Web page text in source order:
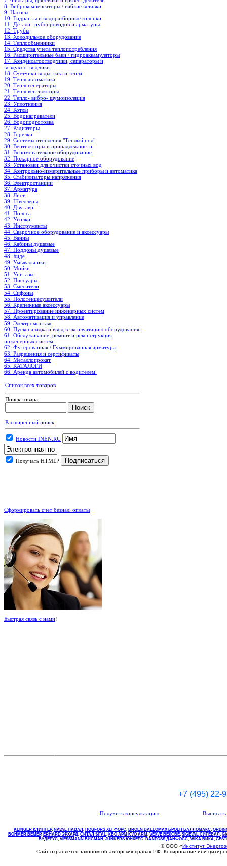
8. Виброкомпенсаторы / гибкие вставки
9. Насосы
10. Гидранты и водоразборные колонки
11. Детали трубопроводов и арматуры
12. Трубы
13. Холодильное oборудование
14. Теплообменники
15. Средства учета теплопотребления
16. Расширительные баки / гидроаккамуляторы
17. Конденсатоотводчики, сепараторы и
воздухоотводчики
18. Счетчики воды, газа и тепла
19. Теплоавтоматика
20. Теплогенераторы
21. Тепловентиляторы
22. Тепло- вибро- шумоизоляция
23. Уплотнения
24. Котлы
25. Водонагреватели
26. Водоподготовка
27. Радиаторы
28. Горелки
29. Системы отопления "Теплый пол"
30. Вентиляторы и принадлежности
31. Вспомогательное оборудование
32. Пожарное оборудование
33. Установки для очистки сточных вод
34. Контрольно-измерительные приборы и автоматика
35. Стабилизаторы напряжения
36. Электростанции
37. Арматура
38. Лист
39. Швеллеры
40. Двутавр
41. Полоса
42. Уголки
43. Инструменты
44. Сварочное оборудование и аксессуары
45. Ванны
46. Кабины душевые
47. Поддоны душевые
48. Биде
49. Умывальники
50. Мойки
51. Унитазы
52. Писсуары
53. Смесители
54. Сифоны
55. Полотенцесушители
56. Крепежные аксессуары
57. Проектирование инженерных систем
58. Автоматизация и управление
59. Электромонтаж
60. Пусконаладка и ввод в эксплуатацию оборудования
61. Обслуживание, ремонт и реконструкция
инженерных систем
62. Футерованная / Гуммированная арматура
63. Разрешения и сертификаты
64. Металлопрокат
65. КАТАЛОГИ
66. Аренда автомобилей с водителем.
Список всех товаров
Поиск товара
Расширенный поиск
Новости INEN.RU
Получать HTML?
Сформировать счет безнал. оплаты
Быстрая связь с нами!
+7 (495) 22-
Получить консультацию
KLINGER КЛИНГЕР, NAVAL НАВАЛ , НOGFORS ХЕГФОРС, BROEN BALLOMAX БРОЕН БАЛЛОМАКС,
BOHMER БЕМЕР, ERHARD ЭРХАРД, СИТАЛ SITAL, КВО АРМ KVO ARM, VEXVE ВЕКСВЕ, SIGEVAL СИГЕВАЛ ,
БУДЕРУС, VIESSMANN ВИСМАН , JUNKERS ЮНКЕРС. DANFOSS ДАНФОСС, WIKA ВИКА,
© ООО «Институт
Сайт охраняется законом об авторских правах РФ. Копирование или